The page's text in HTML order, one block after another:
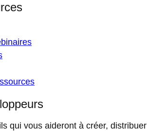
qui vous aideront à créer, distribuer